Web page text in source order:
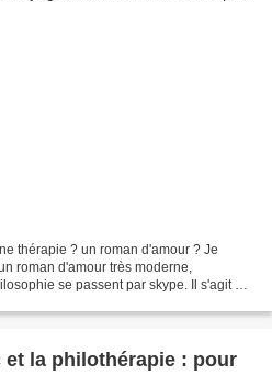
thérapie ? un roman d'amour ? Je
roman d'amour très moderne,
se passent par skype. Il s'agit de
et la philothérapie : pour